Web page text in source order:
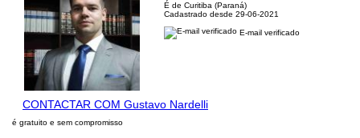
É de Curitiba (Paraná)
Cadastrado desde 29-06-2021
E-mail verificado
CONTACTAR COM Gustavo Nardelli
é gratuito e sem compromisso